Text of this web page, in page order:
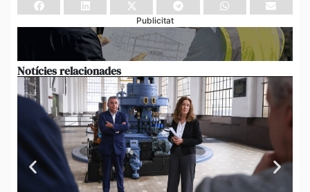
Publicitat
Notícies relacionades